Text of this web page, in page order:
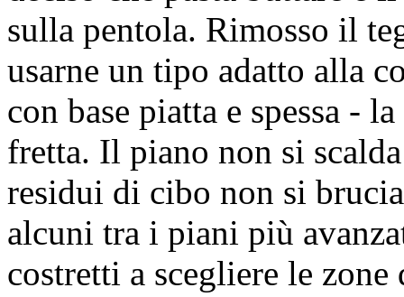
sulla pentola. Rimosso il
usarne un tipo adatto alla
con base piatta e spessa -
fretta. Il piano non si
residui di cibo non si
alcuni tra i piani più
costretti a scegliere le